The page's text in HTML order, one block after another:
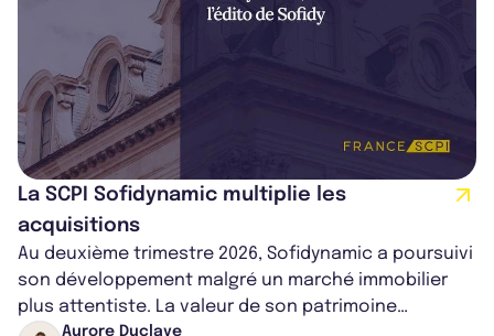
La SCPI Sofidynamic multiplie les
acquisitions
Au deuxième trimestre 2026, Sofidynamic a poursuivi
son développement malgré un marché immobilier
plus attentiste. La valeur de son patrimoine
Aurore Duclaye